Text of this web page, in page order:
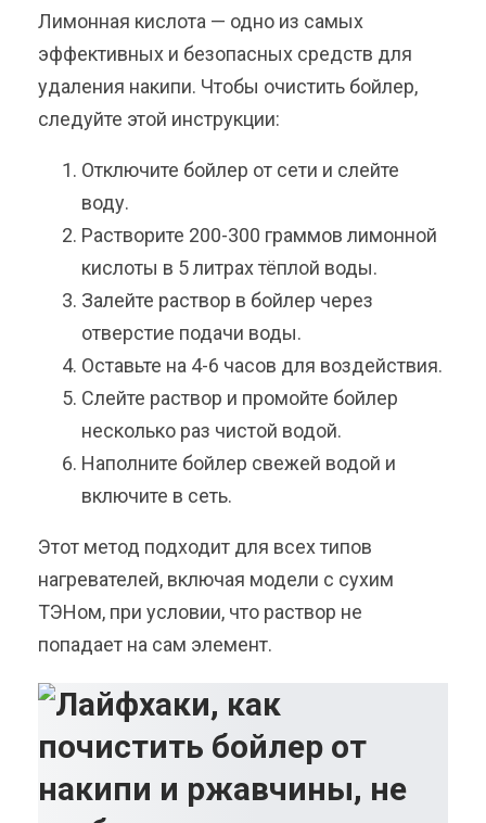
Лимонная кислота — одно из самых
эффективных и безопасных средств для
удаления накипи. Чтобы очистить бойлер,
следуйте этой инструкции:
Отключите бойлер от сети и слейте
воду.
Растворите 200-300 граммов лимонной
кислоты в 5 литрах тёплой воды.
Залейте раствор в бойлер через
отверстие подачи воды.
Оставьте на 4-6 часов для воздействия.
Слейте раствор и промойте бойлер
несколько раз чистой водой.
Наполните бойлер свежей водой и
включите в сеть.
Этот метод подходит для всех типов
нагревателей, включая модели с сухим
ТЭНом, при условии, что раствор не
попадает на сам элемент.